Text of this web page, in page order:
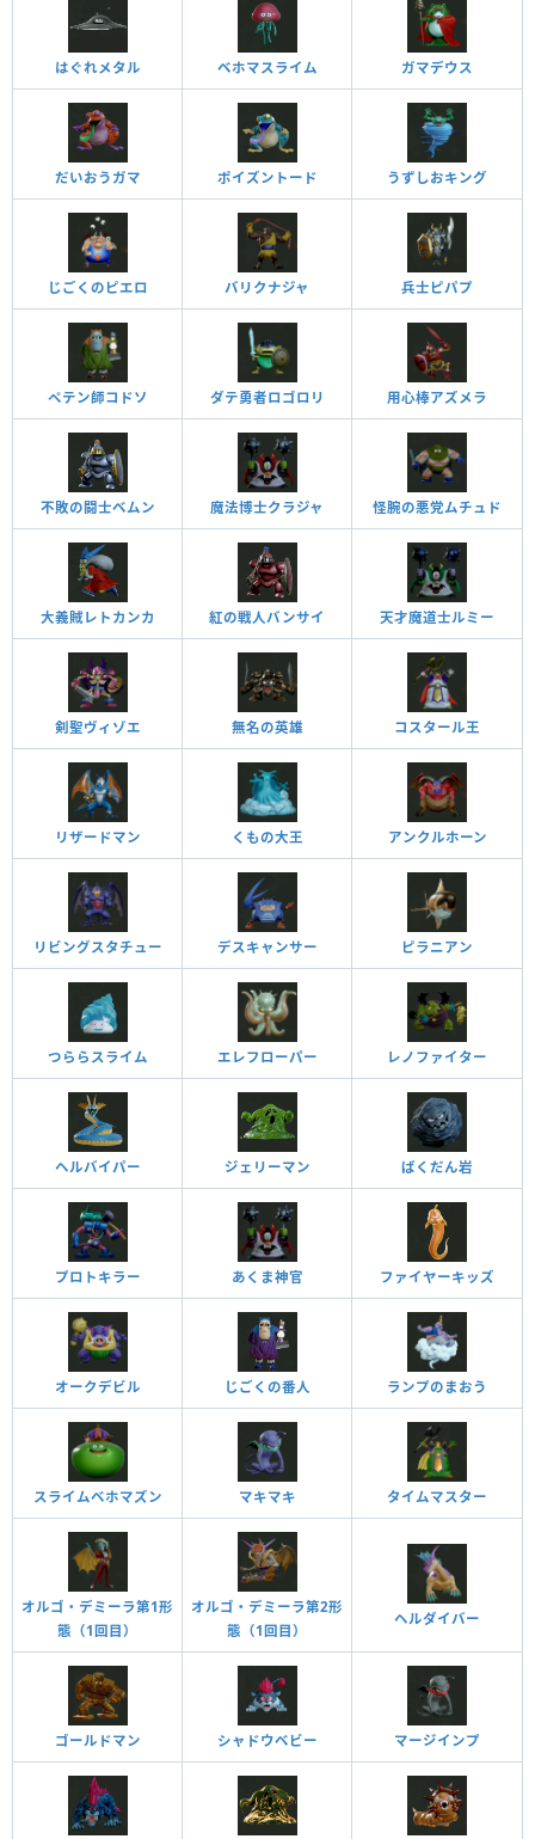
はぐれメタル ベホマスライム ガマデウス
だいおうガマ ポイズントード うずしおキング
じごくのピエロ バリクナジャ 兵士ピパプ
ペテン師コドソ ダテ勇者ロゴロリ 用心棒アズメラ
不敗の闘士ベムン 魔法博士クラジャ 怪腕の悪党ムチュド
大義賊レトカンカ 紅の戦人バンサイ 天才魔道士ルミー
剣聖ヴィゾエ 無名の英雄 コスタール王
リザードマン くもの大王 アンクルホーン
リビングスタチュー デスキャンサー ピラニアン
つららスライム エレフローパー レノファイター
ヘルバイパー ジェリーマン ばくだん岩
プロトキラー あくま神官 ファイヤーキッズ
オークデビル じごくの番人 ランプのまおう
スライムベホマズン マキマキ タイムマスター
オルゴ・デミーラ第1形
態（1回目）
オルゴ・デミーラ第2形
態（1回目）
ヘルダイバー
ゴールドマン シャドウベビー マージインプ